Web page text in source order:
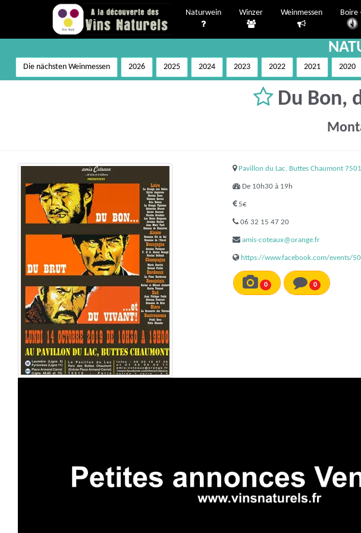
Naturwein Winzer Weinmessen Boire
Die nächsten Weinmessen 2026 2025 2024 2023 2022 2021 2020
Du Bon,
Pavillon du Lac, Buttes Chaumont
De 10h30 à 19h
5€
06 32 15 47 20
amis-coteaux@orange.fr
https://www.facebook.com/events/
0 0